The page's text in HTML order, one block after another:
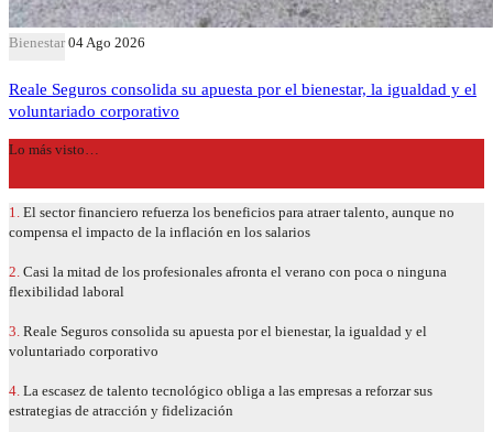
Bienestar 04 Ago 2026
Reale Seguros consolida su apuesta por el bienestar, la igualdad y el
voluntariado corporativo
Lo más visto…
1. El sector financiero refuerza los beneficios para atraer talento, aunque no
compensa el impacto de la inflación en los salarios
2. Casi la mitad de los profesionales afronta el verano con poca o ninguna
flexibilidad laboral
3. Reale Seguros consolida su apuesta por el bienestar, la igualdad y el
voluntariado corporativo
4. La escasez de talento tecnológico obliga a las empresas a reforzar sus
estrategias de atracción y fidelización